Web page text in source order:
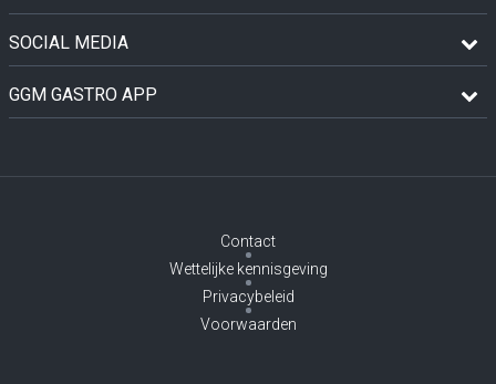
SOCIAL MEDIA
GGM GASTRO APP
Contact
Wettelijke kennisgeving
Privacybeleid
Voorwaarden